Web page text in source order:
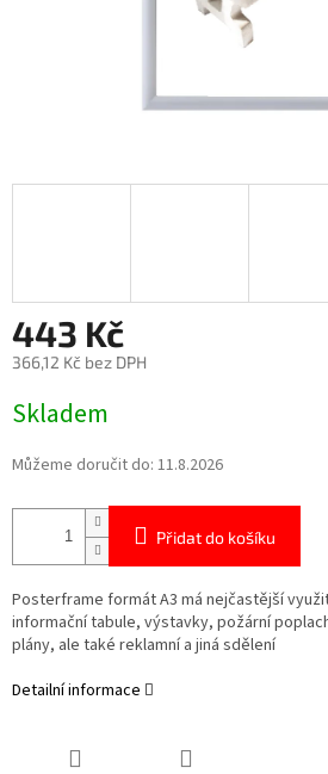
443 Kč
366,12 Kč bez DPH
cena:
Skladem
Můžeme doručit do: 11.8.2026
Přidat do košíku
Posterframe formát A3 má nejčastější
informační tabule, výstavky, požární
plány, ale také reklamní a jiná sdělení
Detailní informace